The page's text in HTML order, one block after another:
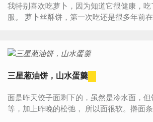
我特别喜欢吃萝卜，因为知道它很健康，
服。 萝卜丝酥饼，第一次吃还是很多年前在广东东莞出差，来
三星葱油饼，山水蛋羹
面是昨天饺子面剩下的，虽然是冷水面，但
等，加上昨晚的松弛， 所以面很软。擀面条，葱油放上面，卷